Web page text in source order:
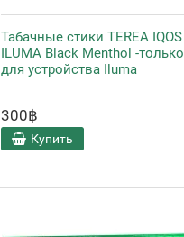
Табачные стики TEREA IQOS
ILUMA Black Menthol -только
для устройства Iluma
300฿
Купить